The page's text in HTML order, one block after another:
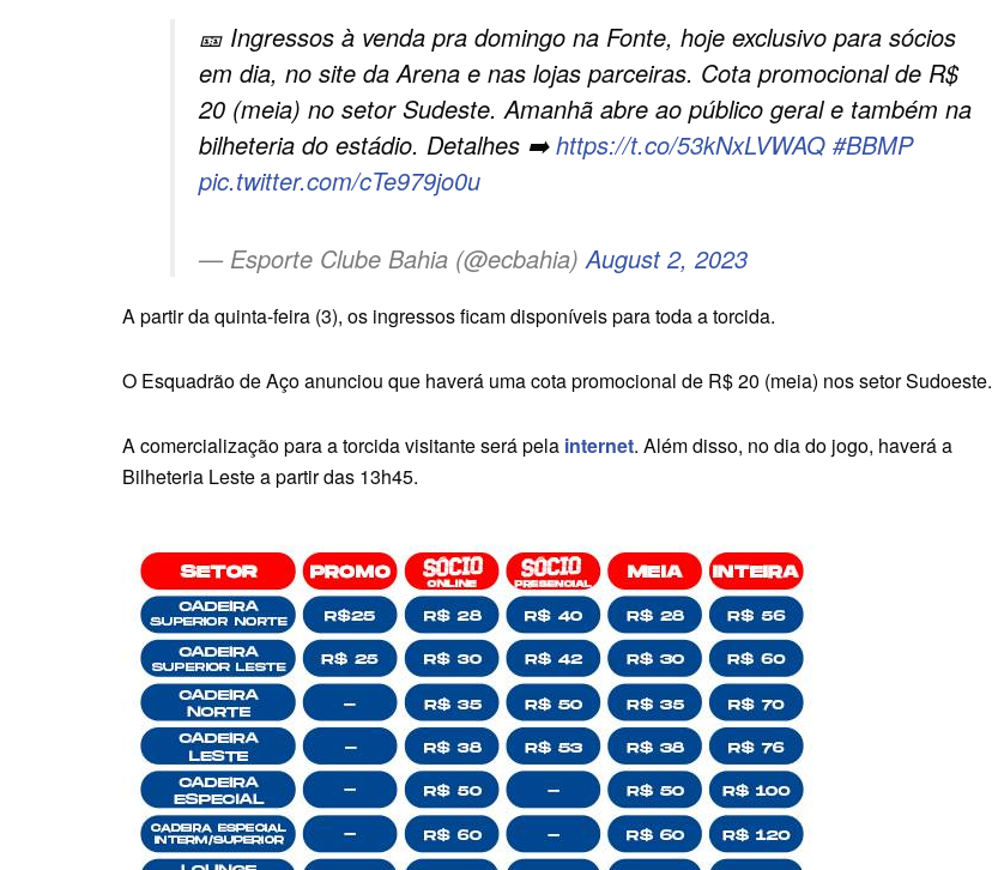
🎫 Ingressos à venda pra domingo na Fonte, hoje exclusivo para sócios
em dia, no site da Arena e nas lojas parceiras. Cota promocional de R$
20 (meia) no setor Sudeste. Amanhã abre ao público geral e também na
bilheteria do estádio. Detalhes ➡️https://t.co/53kNxLVWAQ #BBMP
pic.twitter.com/cTe979jo0u
— Esporte Clube Bahia (@ecbahia) August 2, 2023
A partir da quinta-feira (3), os ingressos ficam disponíveis para toda a torcida.
O Esquadrão de Aço anunciou que haverá uma cota promocional de R$ 20 (meia) nos setor Sudoeste.
A comercialização para a torcida visitante será pela internet. Além disso, no dia do jogo, haverá a
Bilheteria Leste a partir das 13h45.